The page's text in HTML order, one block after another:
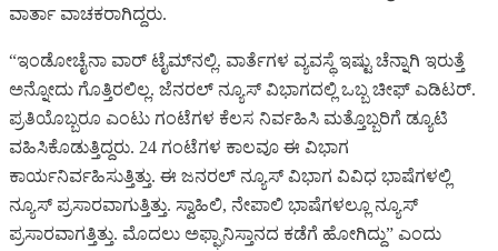
ವಾರ್ತಾ ವಾಚಕರಾಗಿದ್ದರು.
“ಇಂಡೋಚೈನಾ ವಾರ್ ಟೈಮ್‌ನಲ್ಲಿ. ವಾರ್ತೆಗಳ ವ್ಯವಸ್ಥೆ ಇಷ್ಟು ಚೆನ್ನಾಗಿ ಇರುತ್ತೆ
ಅನ್ನೋದು ಗೊತ್ತಿರಲಿಲ್ಲ. ಜೆನರಲ್ ನ್ಯೂಸ್ ವಿಭಾಗದಲ್ಲಿ ಒಬ್ಬ ಚೀಫ್ ಎಡಿಟರ್.
ಪ್ರತಿಯೊಬ್ಬರೂ ಎಂಟು ಗಂಟೆಗಳ ಕೆಲಸ ನಿರ್ವಹಿಸಿ ಮತ್ತೊಬ್ಬರಿಗೆ ಡ್ಯೂಟಿ
ವಹಿಸಿಕೊಡುತ್ತಿದ್ದರು. 24 ಗಂಟೆಗಳ ಕಾಲವೂ ಈ ವಿಭಾಗ
ಕಾರ್ಯನಿರ್ವಹಿಸುತ್ತಿತ್ತು. ಈ ಜನರಲ್ ನ್ಯೂಸ್ ವಿಭಾಗ ವಿವಿಧ ಭಾಷೆಗಳಲ್ಲಿ
ನ್ಯೂಸ್ ಪ್ರಸಾರವಾಗುತ್ತಿತ್ತು. ಸ್ವಾಹಿಲಿ, ನೇಪಾಲಿ ಭಾಷೆಗಳಲ್ಲೂ ನ್ಯೂಸ್
ಪ್ರಸಾರವಾಗತ್ತಿತ್ತು. ಮೊದಲು ಅಫ್ಘಾನಿಸ್ತಾನದ ಕಡೆಗೆ ಹೋಗಿದ್ದು” ಎಂದು